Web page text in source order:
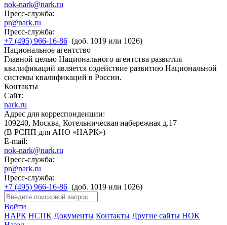
nok-nark@nark.ru
Пресс-служба:
pr@nark.ru
Пресс-служба:
+7 (495) 966-16-86 (доб. 1019 или 1026)
Национальное агентство
Главной целью Национального агентства развития
квалификаций является содействие развитию Национальной
системы квалификаций в России.
Контакты
Сайт:
nark.ru
Адрес для корреспонденции:
109240, Москва, Котельническая набережная д.17
(В РСПП для АНО «НАРК»)
E-mail:
nok-nark@nark.ru
Пресс-служба:
pr@nark.ru
Пресс-служба:
+7 (495) 966-16-86 (доб. 1019 или 1026)
Войти
НАРК НСПК Документы Контакты Другие сайты НОК